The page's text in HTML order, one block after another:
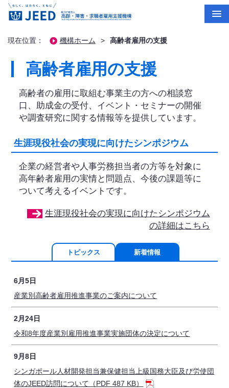
現在位置： 機構ホーム > 高齢者雇用の支援
高齢者雇用の支援
高齢者の雇用に取組む事業主の方への相談窓
口、助成金の受付、イベント・セミナーの開催
や調査研究に関する情報等を提供しています。
生涯現役社会の実現に向けたシンポジウム
企業の経営者や人事労務担当者の方等を対象に
高年齢者雇用の実情と問題点、今後の課題等に
ついて考えるイベントです。
生涯現役社会の実現に向けたシンポジウム
の詳細はこちら
トピックス 新着情報
6月5日
産業別高齢者雇用推進事業のご案内について
2月24日
令和8年度産業別雇用推進事業実施団体の決定について
9月8日
シンガポール人材開発担当兼保健担当上級国務大臣及び労使団
体のJEED訪問について（PDF 487 KB）